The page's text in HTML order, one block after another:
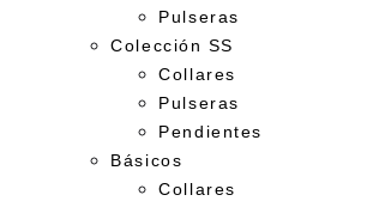
Pulseras
Colección SS
Collares
Pulseras
Pendientes
Básicos
Collares